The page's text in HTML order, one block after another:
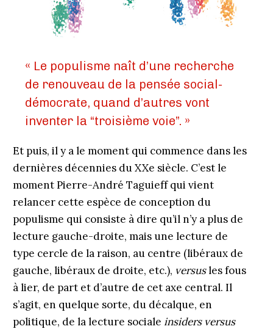
« Le populisme naît d’une recherche
de renouveau de la pensée social-
démocrate, quand d’autres vont
inventer la “troisième voie”. »
Et puis, il y a le moment qui commence dans les
dernières décennies du XXe siècle. C’est le
moment Pierre-André Taguieff qui vient
relancer cette espèce de conception du
populisme qui consiste à dire qu’il n’y a plus de
lecture gauche-droite, mais une lecture de
type cercle de la raison, au centre (libéraux de
gauche, libéraux de droite, etc.), versusles fous
à lier, de part et d’autre de cet axe central. Il
s’agit, en quelque sorte, du décalque, en
politique, de la lecture sociale insiders versus